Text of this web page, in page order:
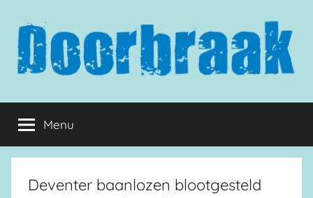
inhoud
springen
Doorbraak.eu
Menu
Deventer baanlozen blootgesteld